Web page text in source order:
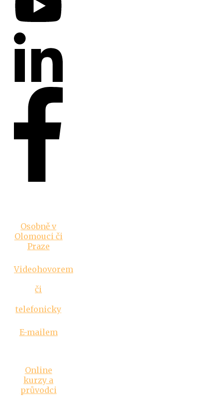
Osobně v
Olomouci či
Praze
Videohovorem
či
telefonicky
E-mailem
Online
kurzy a
průvodci